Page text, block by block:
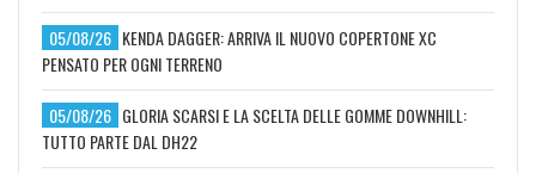
05/08/26 KENDA DAGGER: ARRIVA IL NUOVO COPERTONE XC
PENSATO PER OGNI TERRENO
05/08/26 GLORIA SCARSI E LA SCELTA DELLE GOMME DOWNHILL:
TUTTO PARTE DAL DH22